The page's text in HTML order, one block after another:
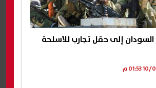
إلى حقل تجارب للأسلحة